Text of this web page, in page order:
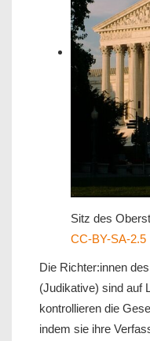
Sitz des
CC-BY-SA-2.5
Die Richter:innen des
(Judikative) sind auf
kontrollieren die
indem sie ihre